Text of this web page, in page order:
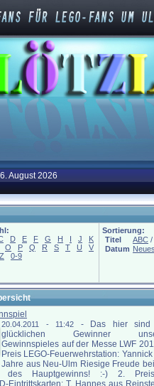
August 2026
D E F G H I J
K
O P Q R S T U
V
Z 0-9
Sortierung:
Titel
ABC /
Datum
20.04.2011 - 11:42 -
Das hier sind
glücklichen Gewinner
Gewinnspieles auf der Messe LWF
Preis LEGO-Feuerwehrstation: Yannick
Jahre aus Neu-Ulm Riesige Freude
des Hauptgewinns! :-) 2.
Eintrittskarten: T. Hannes aus